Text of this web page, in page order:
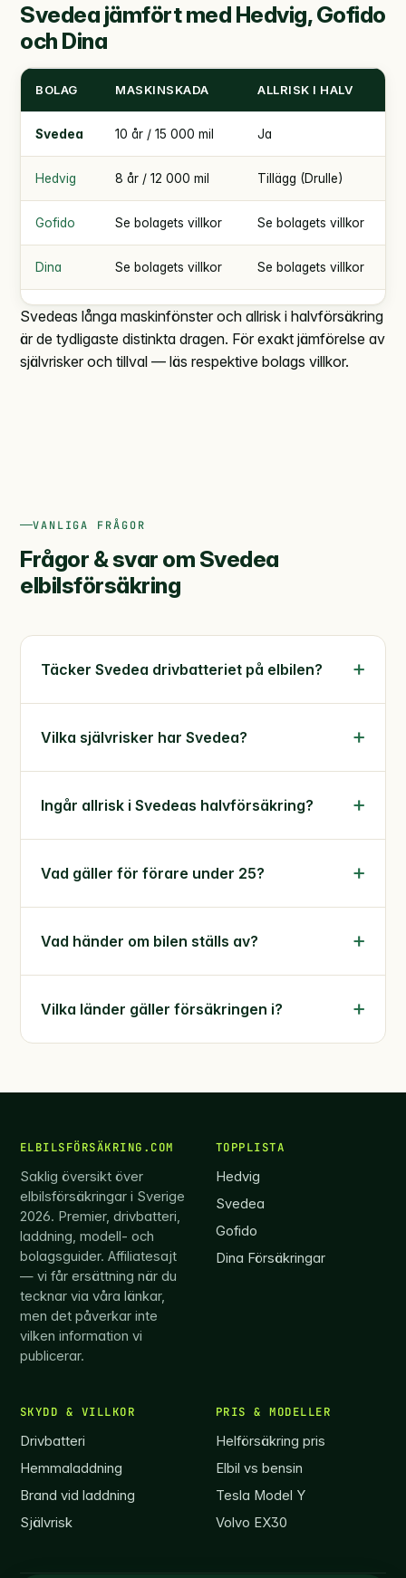
Svedea jämfört med Hedvig, Gofido
och Dina
BOLAG MASKINSKADA ALLRISK I HALV
Svedea 10 år / 15 000 mil Ja
Hedvig 8 år / 12 000 mil Tillägg (Drulle)
Gofido Se bolagets villkor Se bolagets villkor
Dina Se bolagets villkor Se bolagets villkor
Svedeas långa maskinfönster och allrisk i halvförsäkring
är de tydligaste distinkta dragen. För exakt jämförelse av
självrisker och tillval — läs respektive bolags villkor.
VANLIGA FRÅGOR
Frågor & svar om Svedea
elbilsförsäkring
Täcker Svedea drivbatteriet på elbilen?
Vilka självrisker har Svedea?
Ingår allrisk i Svedeas halvförsäkring?
Vad gäller för förare under 25?
Vad händer om bilen ställs av?
Vilka länder gäller försäkringen i?
ELBILSFÖRSÄKRING.COM
Saklig översikt över
elbilsförsäkringar i Sverige
2026. Premier, drivbatteri,
laddning, modell- och
bolagsguider. Affiliatesajt
— vi får ersättning när du
tecknar via våra länkar,
men det påverkar inte
vilken information vi
publicerar.
TOPPLISTA
Hedvig
Svedea
Gofido
Dina Försäkringar
SKYDD & VILLKOR
Drivbatteri
Hemmaladdning
Brand vid laddning
Självrisk
PRIS & MODELLER
Helförsäkring pris
Elbil vs bensin
Tesla Model Y
Volvo EX30